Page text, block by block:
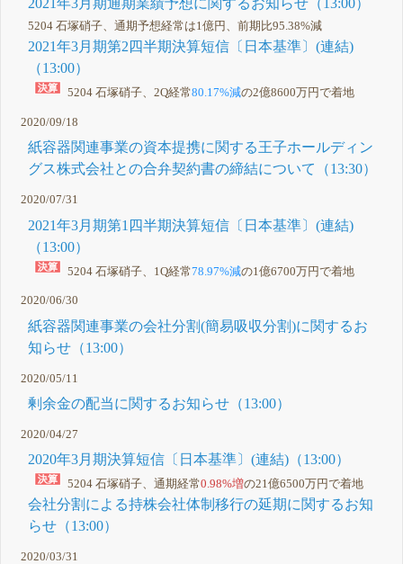
2021年3月期通期業績予想に関するお知らせ（13:00）
5204 石塚硝子、通期予想経常は1億円、前期比95.38%減
2021年3月期第2四半期決算短信〔日本基準〕(連結)
（13:00）
5204 石塚硝子、2Q経常80.17%減の2億8600万円で着地
2020/09/18
紙容器関連事業の資本提携に関する王子ホールディン
グス株式会社との合弁契約書の締結について（13:30）
2020/07/31
2021年3月期第1四半期決算短信〔日本基準〕(連結)
（13:00）
5204 石塚硝子、1Q経常78.97%減の1億6700万円で着地
2020/06/30
紙容器関連事業の会社分割(簡易吸収分割)に関するお
知らせ（13:00）
2020/05/11
剰余金の配当に関するお知らせ（13:00）
2020/04/27
2020年3月期決算短信〔日本基準〕(連結)（13:00）
5204 石塚硝子、通期経常0.98%増の21億6500万円で着地
会社分割による持株会社体制移行の延期に関するお知
らせ（13:00）
2020/03/31